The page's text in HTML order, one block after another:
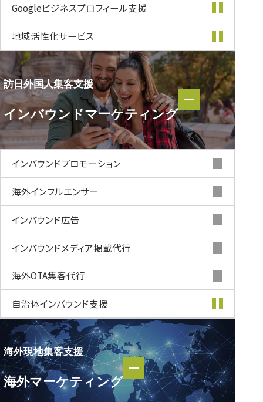
Googleビジネスプロフィール支援
地域活性化サービス
訪日外国人集客支援
インバウンド
マーケティング
訪日外国人集客支援
インバウンドマーケティング
インバウンドプロモーション
海外インフルエンサー
インバウンド広告
インバウンドメディア掲載代行
海外OTA集客代行
自治体インバウンド支援
海外現地集客支援
海外マーケティング
海外現地集客支援
海外マーケティング